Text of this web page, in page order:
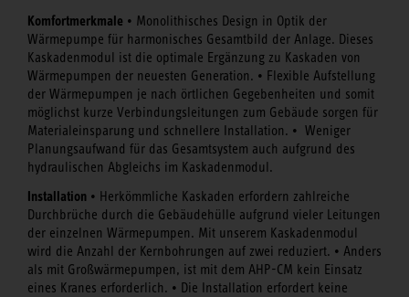
Komfortmerkmale • Monolithisches Design in Optik der
Wärmepumpe für harmonisches Gesamtbild der Anlage. Dieses
Kaskadenmodul ist die optimale Ergänzung zu Kaskaden von
Wärmepumpen der neuesten Generation. • Flexible Aufstellung
der Wärmepumpen je nach örtlichen Gegebenheiten und somit
möglichst kurze Verbindungsleitungen zum Gebäude sorgen für
Materialeinsparung und schnellere Installation. • Weniger
Planungsaufwand für das Gesamtsystem auch aufgrund des
hydraulischen Abgleichs im Kaskadenmodul.
Installation • Herkömmliche Kaskaden erfordern zahlreiche
Durchbrüche durch die Gebäudehülle aufgrund vieler Leitungen
der einzelnen Wärmepumpen. Mit unserem Kaskadenmodul
wird die Anzahl der Kernbohrungen auf zwei reduziert. • Anders
als mit Großwärmepumpen, ist mit dem AHP-CM kein Einsatz
eines Kranes erforderlich. • Die Installation erfordert keine